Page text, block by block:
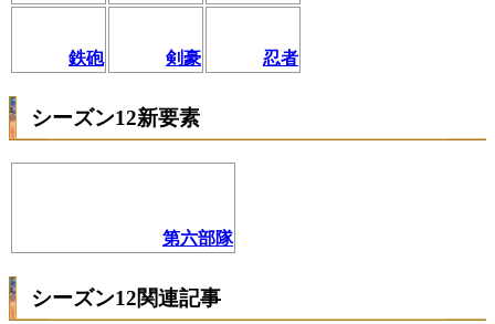
鉄砲 剣豪 忍者
シーズン12新要素
第六部隊
シーズン12関連記事